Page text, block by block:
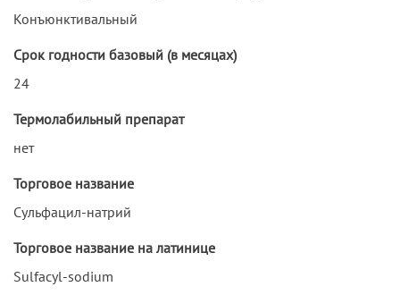
Конъюнктивальный
Срок годности базовый (в месяцах)
24
Термолабильный препарат
нет
Торговое название
Сульфацил-натрий
Торговое название на латинице
Sulfacyl-sodium